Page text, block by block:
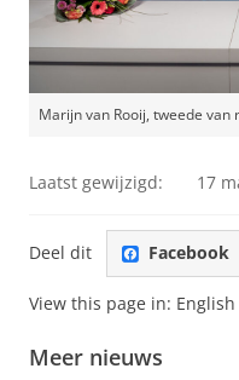
Marijn van Rooij, tweede
Laatst gewijzigd: 17
Deel dit Facebook
View this page in: English
Meer nieuws